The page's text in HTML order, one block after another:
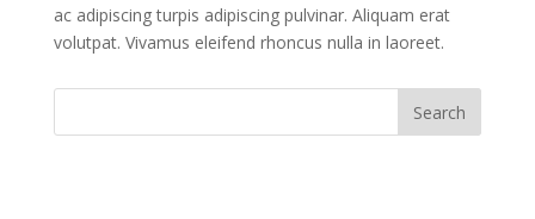
ac adipiscing turpis adipiscing pulvinar. Aliquam erat
volutpat. Vivamus eleifend rhoncus nulla in laoreet.